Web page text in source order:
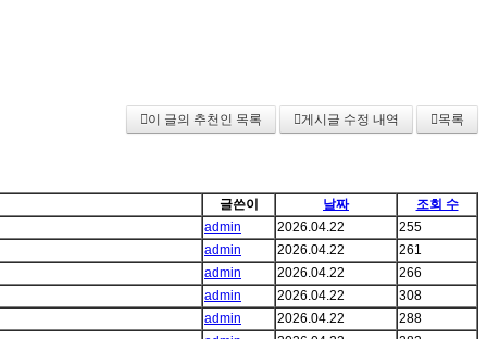
이 글의 추천인 목록 게시글 수정 내역 목록
글쓴이 날짜
조회 수
admin 2026.04.22
255
admin 2026.04.22
261
admin 2026.04.22
266
admin 2026.04.22
308
admin 2026.04.22
288